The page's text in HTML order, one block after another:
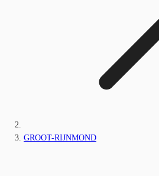
GROOT-RIJNMOND